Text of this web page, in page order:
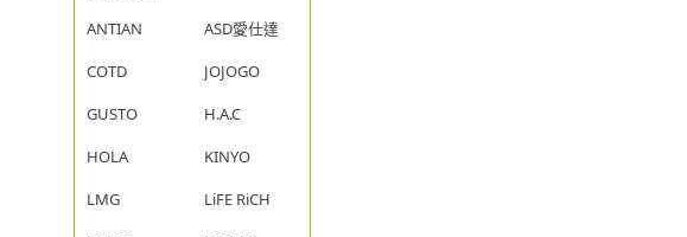
ANTIAN
ASD愛仕達
COTD
JOJOGO
GUSTO
H.A.C
HOLA
KINYO
LMG
LiFE RiCH